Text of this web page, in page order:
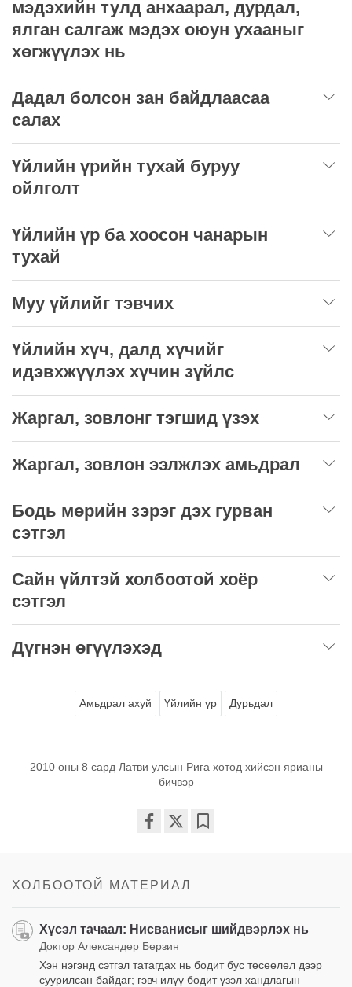
мэдэхийн тулд анхаарал, дурдал,
ялган салгаж мэдэх оюун ухааныг
хөгжүүлэх нь
Дадал болсон зан байдлаасаа
салах
Үйлийн үрийн тухай буруу
ойлголт
Үйлийн үр ба хоосон чанарын
тухай
Муу үйлийг тэвчих
Үйлийн хүч, далд хүчийг
идэвхжүүлэх хүчин зүйлс
Жаргал, зовлонг тэгшид үзэх
Жаргал, зовлон ээлжлэх амьдрал
Бодь мөрийн зэрэг дэх гурван
сэтгэл
Сайн үйлтэй холбоотой хоёр
сэтгэл
Дүгнэн өгүүлэхэд
Амьдрал ахуй Үйлийн үр Дурьдал
2010 оны 8 сард Латви улсын Рига хотод хийсэн ярианы
бичвэр
ХОЛБООТОЙ МАТЕРИАЛ
Хүсэл тачаал: Нисванисыг шийдвэрлэх нь
Доктор Александер Берзин
Хэн нэгэнд сэтгэл татагдах нь бодит бус төсөөлөл дээр
суурилсан байдаг; гэвч илүү бодит үзэл хандлагын